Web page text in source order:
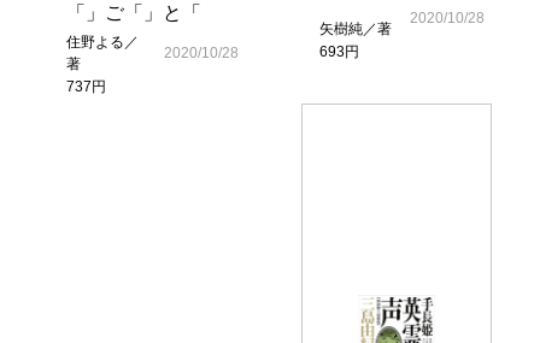
「」ご「」と「
住野よる／
著
737円
2020/10/28
矢樹純／著
693円
2020/10/28